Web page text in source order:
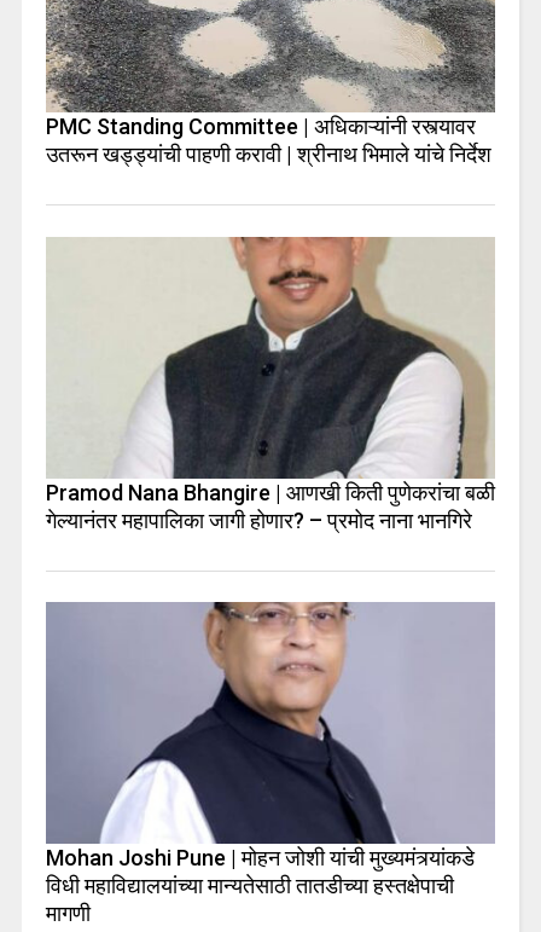
PMC Standing Committee | अधिकाऱ्यांनी रस्त्यावर
उतरून खड्ड्यांची पाहणी करावी | श्रीनाथ भिमाले यांचे निर्देश
Pramod Nana Bhangire | आणखी किती पुणेकरांचा बळी
गेल्यानंतर महापालिका जागी होणार? – प्रमोद नाना भानगिरे
Mohan Joshi Pune | मोहन जोशी यांची मुख्यमंत्र्यांकडे
विधी महाविद्यालयांच्या मान्यतेसाठी तातडीच्या हस्तक्षेपाची
मागणी